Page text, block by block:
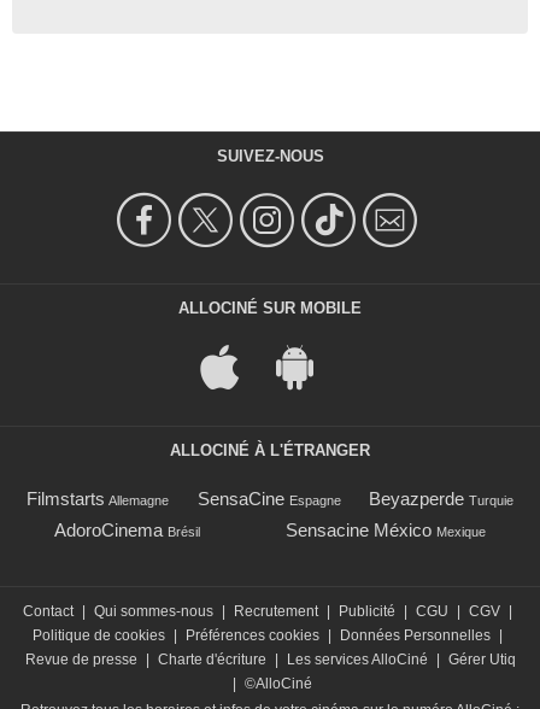
SUIVEZ-NOUS
ALLOCINÉ SUR MOBILE
ALLOCINÉ À L'ÉTRANGER
Filmstarts Allemagne SensaCine Espagne Beyazperde Turquie
AdoroCinema Brésil Sensacine México Mexique
Contact Qui sommes-nous Recrutement Publicité CGU CGV
Politique de cookies
Préférences cookies Données Personnelles
Revue de presse
Charte d'écriture Les services AlloCiné
Gérer Utiq
©AlloCiné